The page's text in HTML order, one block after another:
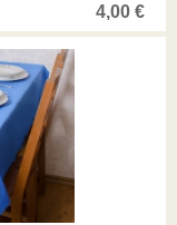
4,00 €